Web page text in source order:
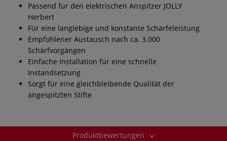
Passend für den elektrischen Anspitzer JOLLY
Herbert
Für eine langlebige und konstante Schärfeleistung
Empfohlener Austausch nach ca. 3.000
Schärfvorgängen
Einfache Installation für eine schnelle
Instandsetzung
Sorgt für eine gleichbleibende Qualität der
angespitzten Stifte
Produktbewertungen